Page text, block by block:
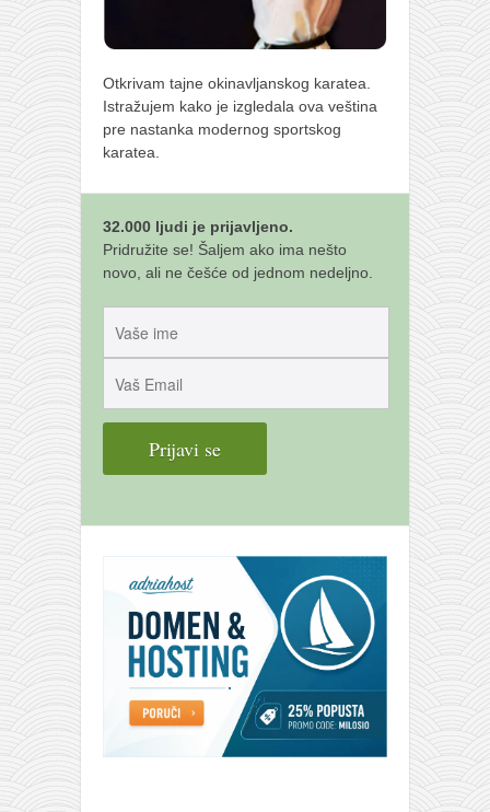
Otkrivam tajne okinavljanskog karatea.
Istražujem kako je izgledala ova veština
pre nastanka modernog sportskog
karatea.
32.000 ljudi je prijavljeno.
Pridružite se! Šaljem ako ima nešto
novo, ali ne češće od jednom nedeljno.